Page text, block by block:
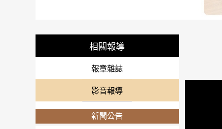
相關報導
報章雜誌
影音報導
新聞公告